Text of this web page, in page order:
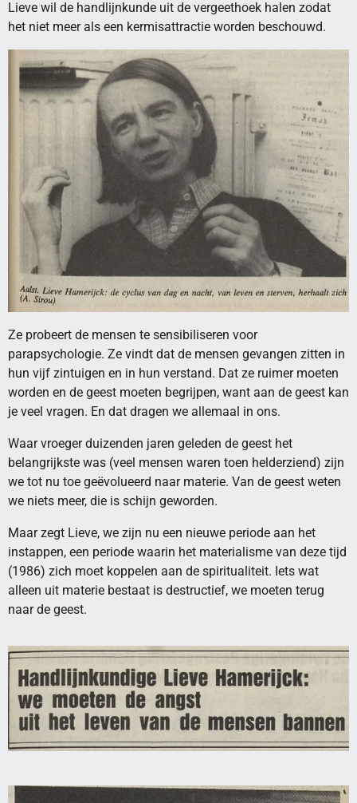
Lieve wil de handlijnkunde uit de vergeethoek halen zodat
het niet meer als een kermisattractie worden beschouwd.
Ze probeert de mensen te sensibiliseren voor
parapsychologie. Ze vindt dat de mensen gevangen zitten in
hun vijf zintuigen en in hun verstand. Dat ze ruimer moeten
worden en de geest moeten begrijpen, want aan de geest kan
je veel vragen. En dat dragen we allemaal in ons.
Waar vroeger duizenden jaren geleden de geest het
belangrijkste was (veel mensen waren toen helderziend) zijn
we tot nu toe geëvolueerd naar materie. Van de geest weten
we niets meer, die is schijn geworden.
Maar zegt Lieve, we zijn nu een nieuwe periode aan het
instappen, een periode waarin het materialisme van deze tijd
(1986) zich moet koppelen aan de spiritualiteit. Iets wat
alleen uit materie bestaat is destructief, we moeten terug
naar de geest.